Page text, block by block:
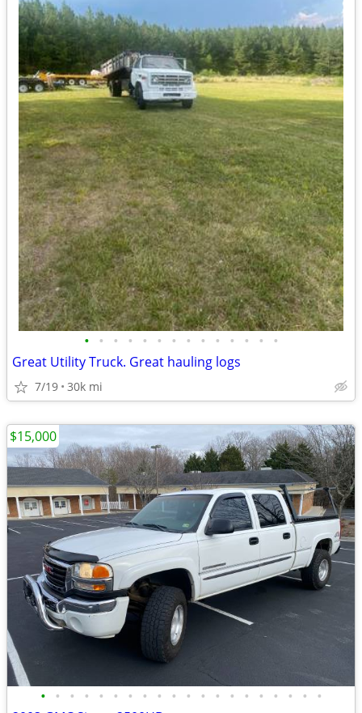
• • • • • • • • • • • • • •
Great Utility Truck. Great hauling logs
7/19 30k mi
• • • • • • • • • • • • • • • • • • • •
$15,000